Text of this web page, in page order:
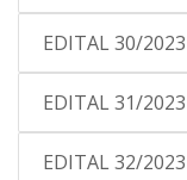
EDITAL 30/
EDITAL 31/
EDITAL 32/